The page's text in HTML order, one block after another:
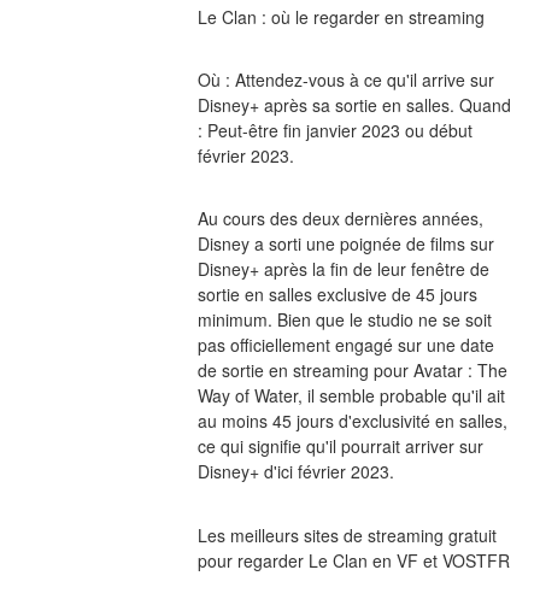
Le Clan : où le regarder en streaming
Où : Attendez-vous à ce qu'il arrive sur
Disney+ après sa sortie en salles. Quand
: Peut-être fin janvier 2023 ou début
février 2023.
Au cours des deux dernières années,
Disney a sorti une poignée de films sur
Disney+ après la fin de leur fenêtre de
sortie en salles exclusive de 45 jours
minimum. Bien que le studio ne se soit
pas officiellement engagé sur une date
de sortie en streaming pour Avatar : The
Way of Water, il semble probable qu'il ait
au moins 45 jours d'exclusivité en salles,
ce qui signifie qu'il pourrait arriver sur
Disney+ d'ici février 2023.
Les meilleurs sites de streaming gratuit
pour regarder Le Clan en VF et VOSTFR